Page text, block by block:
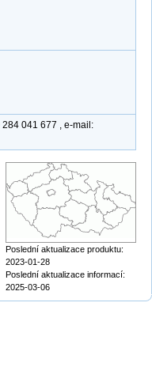
041 677 , e-mail:
Poslední aktualizace produktu:
2023-01-28
Poslední aktualizace informací:
2025-03-06